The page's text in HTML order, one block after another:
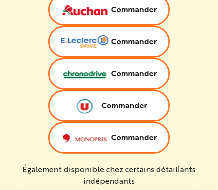
Commander
Commander
Commander
Commander
Commander
Également disponible chez certains détaillants
indépendants